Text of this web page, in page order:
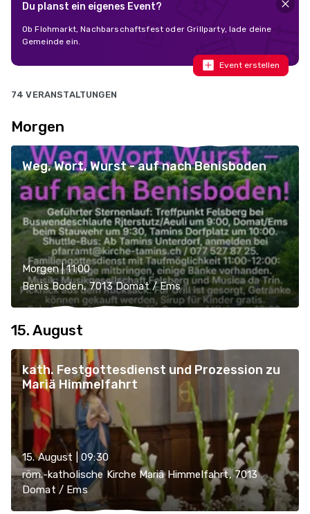
Du planst ein eigenes Event?
Ob Flohmarkt, Nachbarschaftsfest oder Grillparty, lade deine
Gemeinde ein.
Event erstellen
74 VERANSTALTUNGEN
Morgen
Weg, Wort, Wurst - auf nach Benisboden
Morgen | 11:00
Benis Boden, 7013 Domat / Ems
15. August
kath. Festgottesdienst und Prozession zu
Mariä Himmelfahrt
15. August | 09:30
röm.-katholische Kirche Mariä Himmelfahrt, 7013
Domat / Ems